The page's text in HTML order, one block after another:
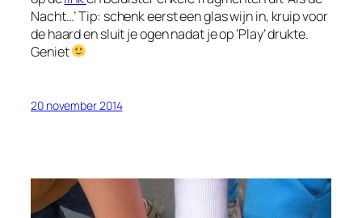
Nacht…’ Tip: schenk eerst een glas wijn in, kruip voor
de haard en sluit je ogen nadat je op ‘Play’ drukte.
Geniet
20 november 2014